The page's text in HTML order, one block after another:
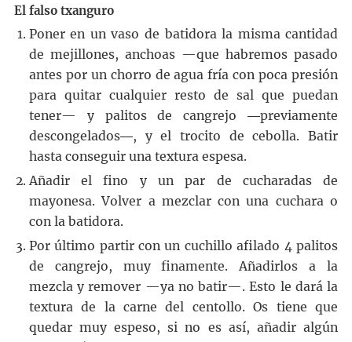
El falso txanguro
Poner en un vaso de batidora la misma cantidad
de mejillones, anchoas —que habremos pasado
antes por un chorro de agua fría con poca presión
para quitar cualquier resto de sal que puedan
tener— y palitos de cangrejo ―previamente
descongelados―, y el trocito de cebolla. Batir
hasta conseguir una textura espesa.
Añadir el fino y un par de cucharadas de
mayonesa. Volver a mezclar con una cuchara o
con la batidora.
Por último partir con un cuchillo afilado 4 palitos
de cangrejo, muy finamente. Añadirlos a la
mezcla y remover —ya no batir—. Esto le dará la
textura de la carne del centollo. Os tiene que
quedar muy espeso, si no es así, añadir algún